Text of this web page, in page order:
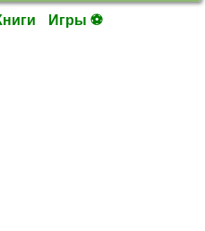
Игры ⚽